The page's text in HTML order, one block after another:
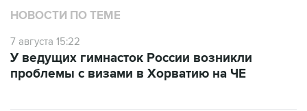
НОВОСТИ ПО ТЕМЕ
7 августа 15:22
У ведущих гимнасток России возникли
проблемы с визами в Хорватию на ЧЕ